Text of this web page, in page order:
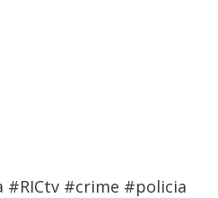
#RICtv #crime #policia